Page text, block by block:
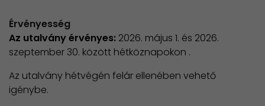
Érvényesség
Az utalvány érvényes: 2026. május 1. és 2026.
szeptember 30. között hétköznapokon .
Az utalvány hétvégén felár ellenében vehető
igénybe.